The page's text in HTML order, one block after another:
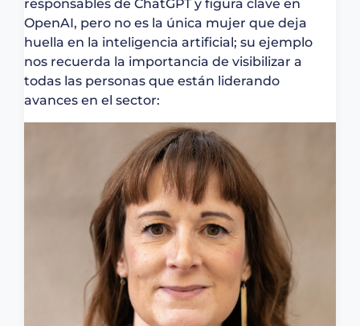
responsables de ChatGPT y figura clave en
OpenAI, pero no es la única mujer que deja
huella en la inteligencia artificial; su ejemplo
nos recuerda la importancia de visibilizar a
todas las personas que están liderando
avances en el sector: